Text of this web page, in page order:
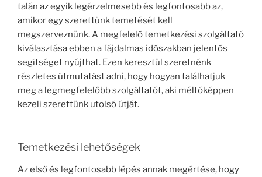
talán az egyik legérzelmesebb és legfontosabb az,
amikor egy szerettünk temetését kell
megszerveznünk. A megfelelő temetkezési szolgáltató
kiválasztása ebben a fájdalmas időszakban jelentős
segítséget nyújthat. Ezen keresztül szeretnénk
részletes útmutatást adni, hogy hogyan találhatjuk
meg a legmegfelelőbb szolgáltatót, aki méltóképpen
kezeli szerettünk utolsó útját.
Temetkezési lehetőségek
Az első és legfontosabb lépés annak megértése, hogy